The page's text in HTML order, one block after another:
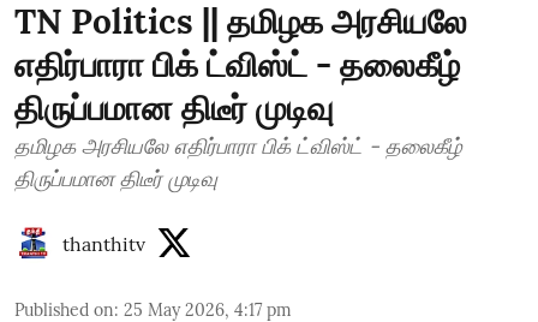
TN Politics || தமிழக அரசியலே
எதிர்பாரா பிக் ட்விஸ்ட் - தலைகீழ்
திருப்பமான திடீர் முடிவு
தமிழக அரசியலே எதிர்பாரா பிக் ட்விஸ்ட் - தலைகீழ்
திருப்பமான திடீர் முடிவு
thanthitv
Published on: 25 May 2026, 4:17 pm